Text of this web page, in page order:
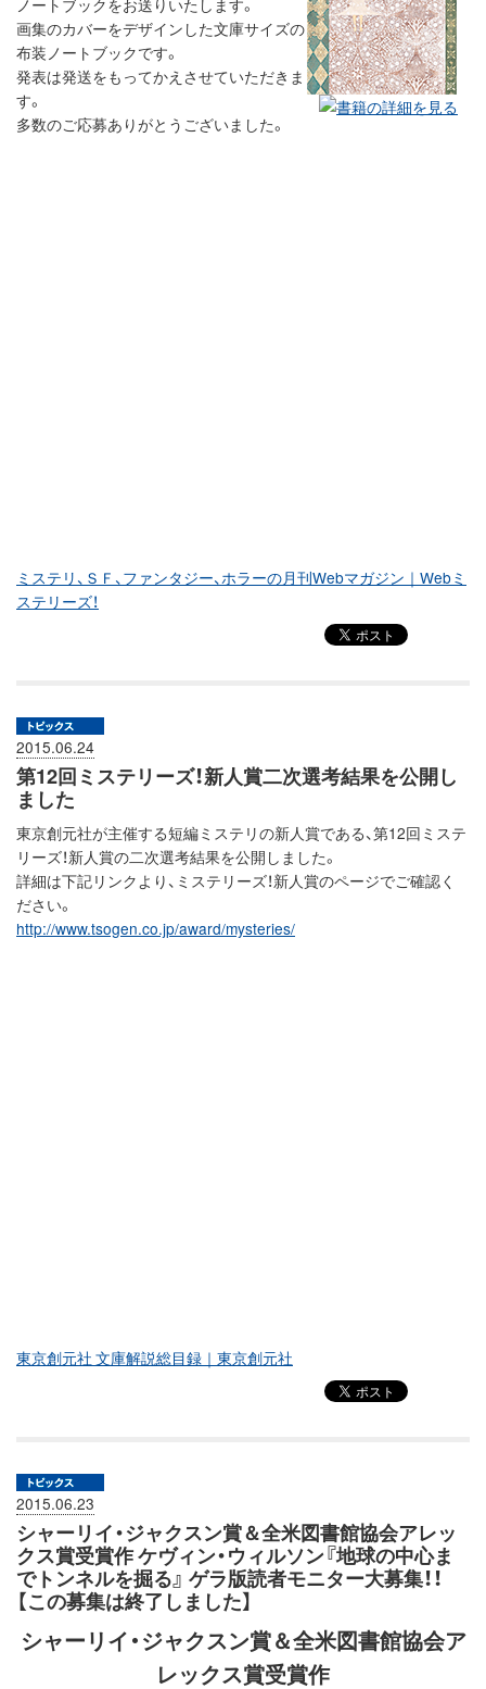
ノートブックをお送りいたします。
画集のカバーをデザインした文庫サイズの
布装ノートブックです。
発表は発送をもってかえさせていただきま
す。
多数のご応募ありがとうございました。
ミステリ、ＳＦ、ファンタジー、ホラーの月刊Webマガジン｜Webミ
ステリーズ！
2015.06.24
第12回ミステリーズ！新人賞二次選考結果を公開し
ました
東京創元社が主催する短編ミステリの新人賞である、第12回ミステ
リーズ！新人賞の二次選考結果を公開しました。
詳細は下記リンクより、ミステリーズ！新人賞のページでご確認く
ださい。
http://www.tsogen.co.jp/award/mysteries/
東京創元社 文庫解説総目録｜東京創元社
2015.06.23
シャーリイ・ジャクスン賞＆全米図書館協会アレッ
クス賞受賞作 ケヴィン・ウィルソン『地球の中心ま
でトンネルを掘る』 ゲラ版読者モニター大募集！！
【この募集は終了しました】
シャーリイ・ジャクスン賞＆全米図書館協会ア
レックス賞受賞作